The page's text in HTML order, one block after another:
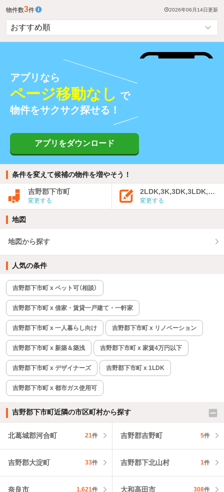
物件数3件 2026年06月14日更新
アプリなら
ページ移動なし で
物件をサクサク探せる！
アプリをダウンロード
条件を変えて候補の物件を増やそう！
吉野郡下市町
変更する 変更する
地図
地図から探す
人気の条件
吉野郡下市町 x ペット可（相談）
吉野郡下市町 x 借家・賃貸一戸建て・一軒家
吉野郡下市町 x 一人暮らし向け 吉野郡下市町 x リノベーション
吉野郡下市町 x 新築＆築浅 吉野郡下市町 x 家賃4万円以下
吉野郡下市町 x デザイナーズ 吉野郡下市町 x 1LDK
吉野郡下市町 x 都市ガス使用可
吉野郡下市町近隣の市区町村から探す
北葛城郡河合町 21件 吉野郡吉野町 5件
吉野郡大淀町 33件 吉野郡下北山村 1件
奈良市 1,621件 大和高田市 308件